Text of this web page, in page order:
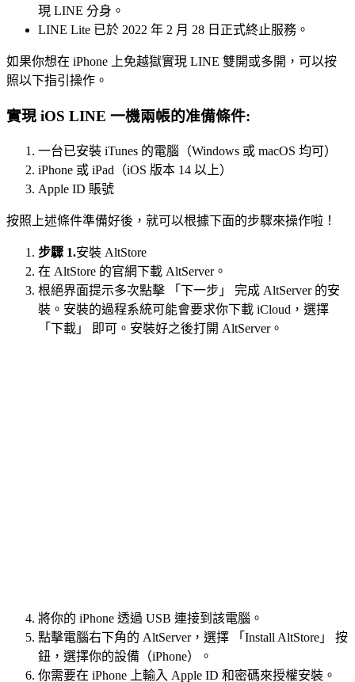
現 LINE 分身。
LINE Lite 已於 2022 年 2 月 28 日正式終止服務。
如果你想在 iPhone 上免越獄實現 LINE 雙開或多開，可以按
照以下指引操作。
實現 iOS LINE 一機兩帳的准備條件:
一台已安裝 iTunes 的電腦（Windows 或 macOS 均可）
iPhone 或 iPad（iOS 版本 14 以上）
Apple ID 賬號
按照上述條件準備好後，就可以根據下面的步驟來操作啦！
步驟 1.安裝 AltStore
在 AltStore 的官網下載 AltServer。
根絕界面提示多次點擊 「下一步」 完成 AltServer 的安
裝。安裝的過程系統可能會要求你下載 iCloud，選擇
「下載」 即可。安裝好之後打開 AltServer。
將你的 iPhone 透過 USB 連接到該電腦。
點擊電腦右下角的 AltServer，選擇 「Install AltStore」 按
鈕，選擇你的設備（iPhone）。
你需要在 iPhone 上輸入 Apple ID 和密碼來授權安裝。